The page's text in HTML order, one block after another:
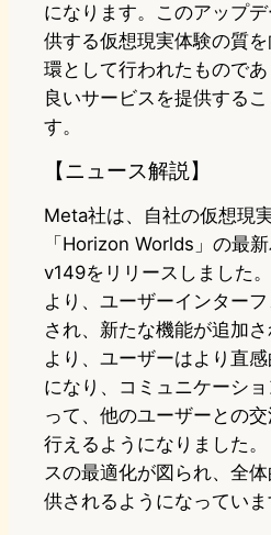
になります。このアップ
供する仮想現実体験の質
環として行われたもので
良いサービスを提供する
す。
【ニュース解説】
Meta社は、自社の仮想現
「Horizon Worlds」の最
v149をリリースしました
より、ユーザーインター
され、新たな機能が追加
より、ユーザーはより直
になり、コミュニケーシ
って、他のユーザーとの
行えるようになりました
スの最適化が図られ、全
供されるようになっていま